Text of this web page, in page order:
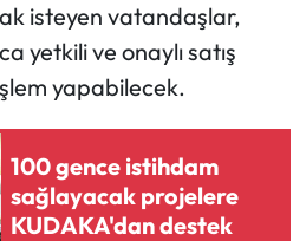
isteyen vatandaşlar,
yetkili ve onaylı satış
yapabilecek.
100 gence istihdam
sağlayacak projelere
KUDAKA'dan destek